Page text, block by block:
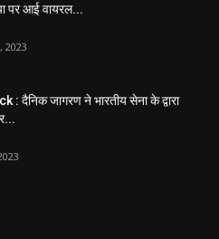
पर आई वायरल...
2023
: दैनिक जागरण ने भारतीय सेना के द्वारा